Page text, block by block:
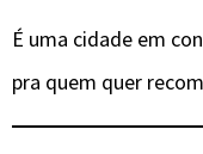
É uma cidade em
pra quem quer